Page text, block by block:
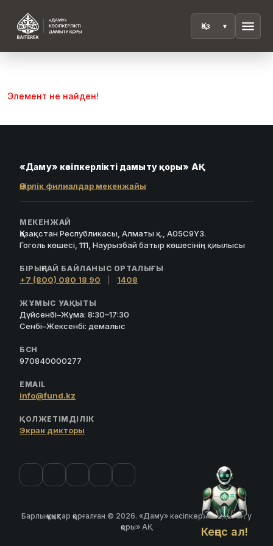
menu
Кеңес ал!
Элемент не найден!
«Даму» кәсіпкерлікті дамыту қоры» АҚ
Өңірлік филиалдар мекенжайы
МЕКЕНЖАЙ
Қазақстан Республикасы, Алматы қ., A05C9Y3.
Гоголь көшесі, 111, Наурызбай батыр көшесінің қиылысы
БІРЫҢҒАЙ БАЙЛАНЫС ОРТАЛЫҒЫ
+7 (800) 080 18 90 1408
ЖҰМЫС УАҚЫТЫ
Дүйсенбі–Жұма: 8:30–17:30
Сенбі–Жексенбі: демалыс
БСН
970840000277
EMAIL
info@fund.kz
ҚОЛЖЕТІМДІЛІК
Экран дикторы
Барлық құқықтар қорғалған © 2026. «Даму» кәсіпкерлікті дамыту
қоры» АҚ